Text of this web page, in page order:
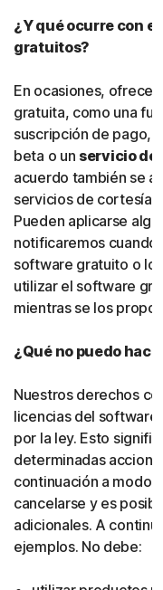
¿Y qué ocurre con
gratuitos?
En ocasiones,
gratuita, como una
suscripción de pago,
beta o un servicio de
acuerdo también se
servicios de cortesía,
Pueden aplicarse
notificaremos cuando
software gratuito o
utilizar el software
mientras se los
¿Qué no puedo
Nuestros derechos
licencias del software
por la ley. Esto
determinadas
continuación a modo
cancelarse y es
adicionales. A
ejemplos. No debe: